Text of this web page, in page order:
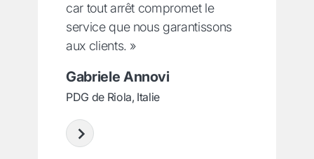
car tout arrêt compromet le
service que nous garantissons
aux clients. »
Gabriele Annovi
PDG de Riola, Italie